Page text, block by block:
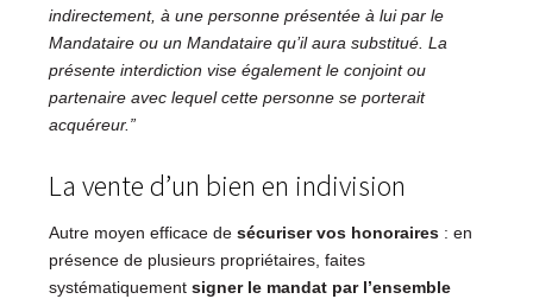
indirectement, à une personne présentée à lui par le
Mandataire ou un Mandataire qu’il aura substitué. La
présente interdiction vise également le conjoint ou
partenaire avec lequel cette personne se porterait
acquéreur.”
La vente d’un bien en indivision
Autre moyen efficace de sécuriser vos honoraires: en
présence de plusieurs propriétaires, faites
systématiquement signer le mandat par l’ensemble